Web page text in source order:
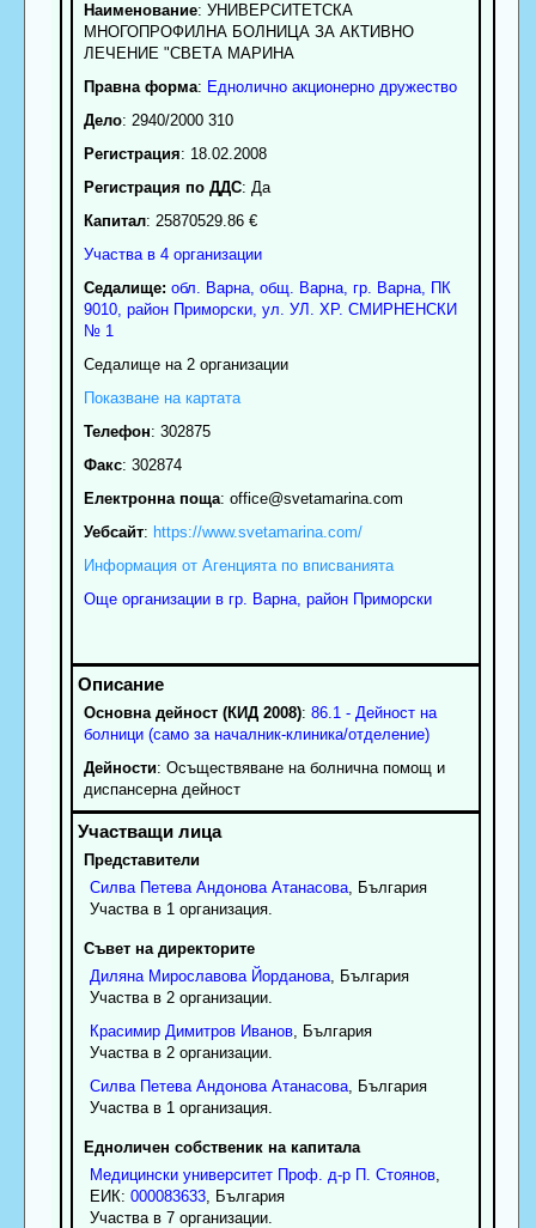
Наименование: УНИВЕРСИТЕТСКА
МНОГОПРОФИЛНА БОЛНИЦА ЗА АКТИВНО
ЛЕЧЕНИЕ "СВЕТА МАРИНА
Правна форма: Еднолично акционерно дружество
Дело: 2940/2000 310
Регистрация: 18.02.2008
Регистрация по ДДС: Да
Капитал: 25870529.86 €
Участва в 4 организации
Седалище: обл. Варна, общ. Варна, гр. Варна, ПК
9010, район Приморски, ул. УЛ. ХР. СМИРНЕНСКИ
№ 1
Седалище на 2 организации
Показване на картата
Телефон: 302875
Факс: 302874
Електронна поща: office@svetamarina.com
Уебсайт: https://www.svetamarina.com/
Информация от Агенцията по вписванията
Още организации в гр. Варна, район Приморски
Основна дейност (КИД 2008): 86.1 - Дейност на
болници (само за началник-клиника/отделение)
Дейности: Осъществяване на болнична помощ и
диспансерна дейност
Представители
Силва Петева Андонова Атанасова, България
Участва в 1 организация.
Съвет на директорите
Диляна Мирославова Йорданова, България
Участва в 2 организации.
Красимир Димитров Иванов, България
Участва в 2 организации.
Силва Петева Андонова Атанасова, България
Участва в 1 организация.
Едноличен собственик на капитала
Медицински университет Проф. д-р П. Стоянов,
ЕИК: 000083633, България
Участва в 7 организации.